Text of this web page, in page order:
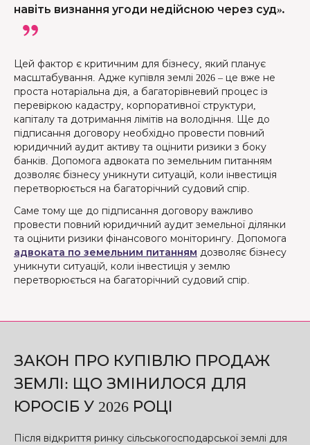
навіть визнання угоди недійсною через суд».
Цей фактор є критичним для бізнесу, який планує
масштабування. Адже купівля землі 2026 – це вже не
проста нотаріальна дія, а багаторівневий процес із
перевіркою кадастру, корпоративної структури,
капіталу та дотримання лімітів на володіння. Ще до
підписання договору необхідно провести повний
юридичний аудит активу та оцінити ризики з боку
банків. Допомога адвоката по земельним питанням
дозволяє бізнесу уникнути ситуацій, коли інвестиція
перетворюється на багаторічний судовий спір.
Саме тому ще до підписання договору важливо
провести повний юридичний аудит земельної ділянки
та оцінити ризики фінансового моніторингу. Допомога
адвоката по земельним питанням дозволяє бізнесу
уникнути ситуацій, коли інвестиція у землю
перетворюється на багаторічний судовий спір.
ЗАКОН ПРО КУПІВЛЮ ПРОДАЖ
ЗЕМЛІ: ЩО ЗМІНИЛОСЯ ДЛЯ
ЮРОСІБ У 2026 РОЦІ
Після відкриття ринку сільськогосподарської землі для